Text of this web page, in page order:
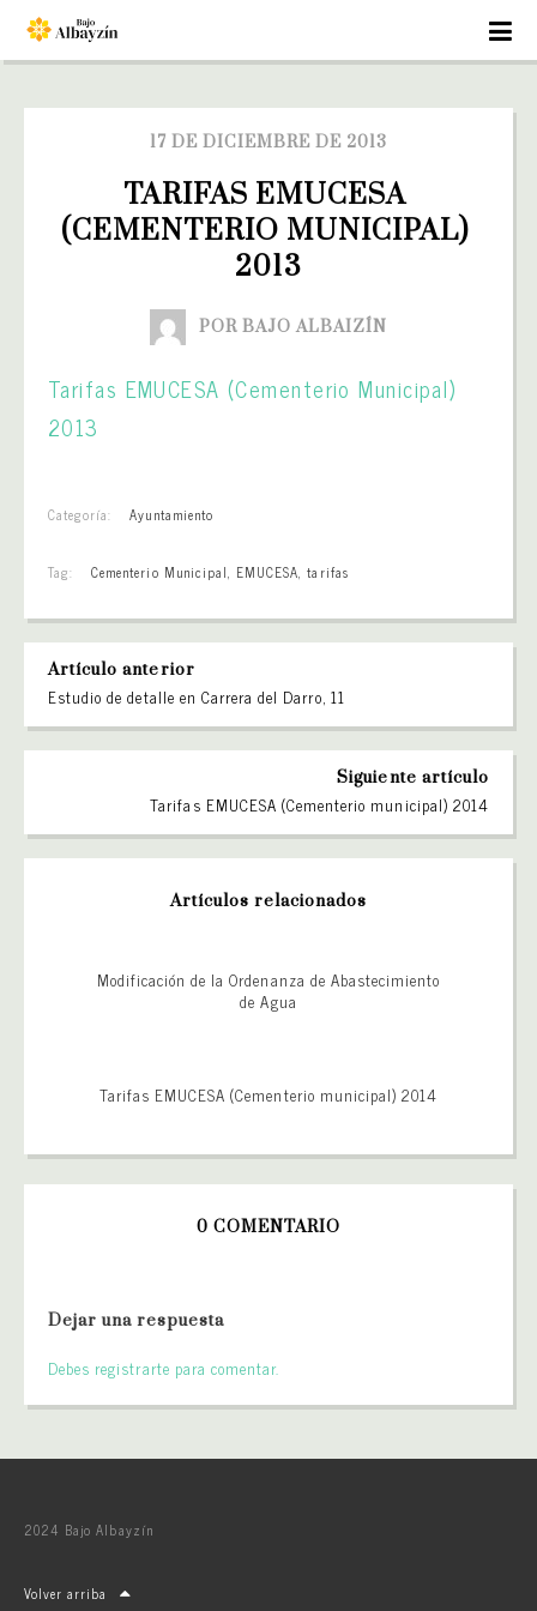
17 DE DICIEMBRE DE 2013
TARIFAS EMUCESA
(CEMENTERIO MUNICIPAL)
2013
POR BAJO ALBAIZÍN
Tarifas EMUCESA (Cementerio Municipal)
2013
Categoría: Ayuntamiento
Tag: Cementerio Municipal, EMUCESA,tarifas
Artículo anterior
Estudio de detalle en Carrera del Darro, 11
Siguiente artículo
Tarifas EMUCESA (Cementerio municipal) 2014
Artículos relacionados
Modificación de la Ordenanza de Abastecimiento
de Agua
Tarifas EMUCESA (Cementerio municipal) 2014
0 COMENTARIO
Dejar una respuesta
Debes registrarte para comentar.
2024 Bajo Albayzín
Volver arriba